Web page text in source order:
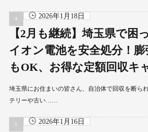
2026年1月18日
【2月も継続】埼玉県で困
イオン電池を安全処分！
もOK、お得な定額回収キ
埼玉県にお住まいの皆さん、自治体で回収を断ら
テリーや古い……
2026年1月16日